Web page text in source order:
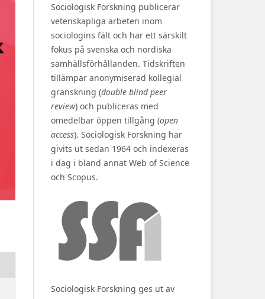
Sociologisk Forskning publicerar
vetenskapliga arbeten inom
sociologins fält och har ett särskilt
fokus på svenska och nordiska
samhällsförhållanden. Tidskriften
tillämpar anonymiserad kollegial
granskning (double blind peer
review) och publiceras med
omedelbar öppen tillgång (open
access). Sociologisk Forskning har
givits ut sedan 1964 och indexeras
i dag i bland annat Web of Science
och Scopus.
Sociologisk Forskning ges ut av